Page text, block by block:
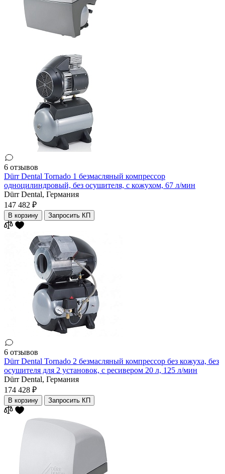
6 отзывов
Dürr Dental Tornado 1 безмасляный компрессор
одноцилиндровый, без осушителя, с кожухом, 67 л/мин
Dürr Dental, Германия
147 482 ₽
В корзину Запросить КП
6 отзывов
Dürr Dental Tornado 2 безмасляный компрессор без кожуха, без
осушителя для 2 установок, с ресивером 20 л, 125 л/мин
Dürr Dental, Германия
174 428 ₽
В корзину Запросить КП